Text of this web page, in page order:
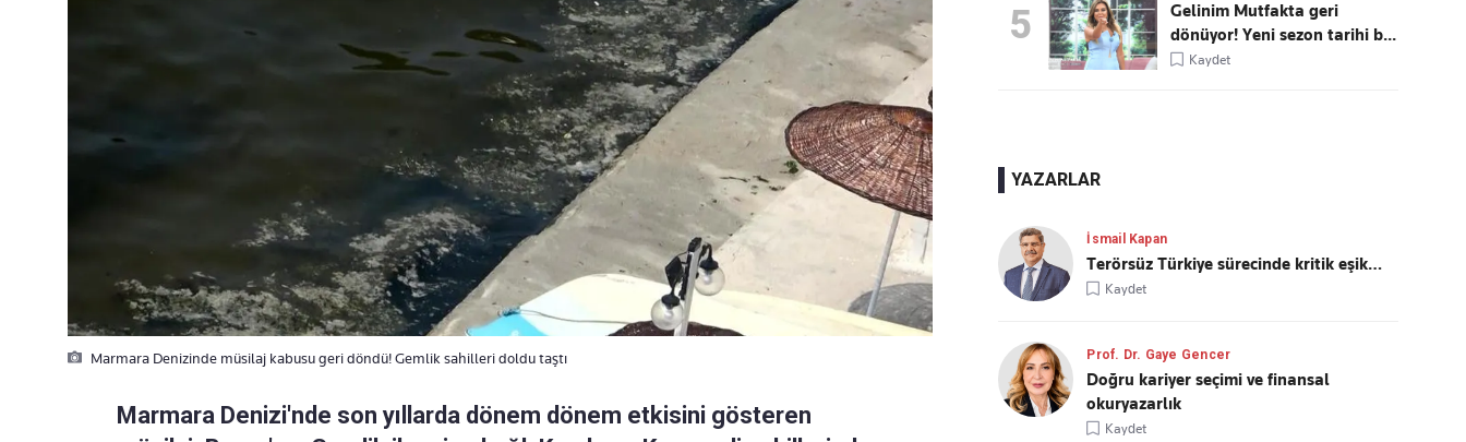
Marmara Denizinde müsilaj kabusu geri döndü! Gemlik sahilleri doldu taştı
Marmara Denizi'nde son yıllarda dönem dönem etkisini gösteren
5
Gelinim Mutfakta geri
dönüyor! Yeni sezon tarihi b...
Kaydet
YAZARLAR
İsmail Kapan
Terörsüz Türkiye sürecinde kritik eşik…
Kaydet
Prof. Dr. Gaye Gencer
Doğru kariyer seçimi ve finansal
okuryazarlık
Kaydet